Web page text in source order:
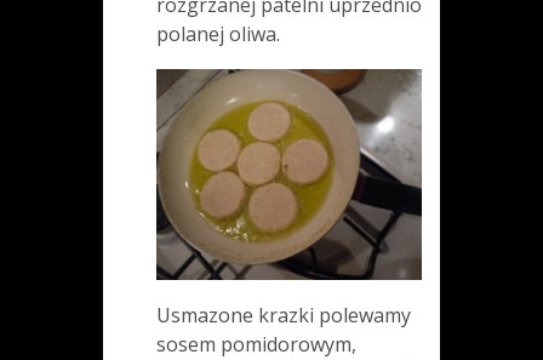
polanej oliwa.
Usmazone krazki polewamy
sosem pomidorowym,